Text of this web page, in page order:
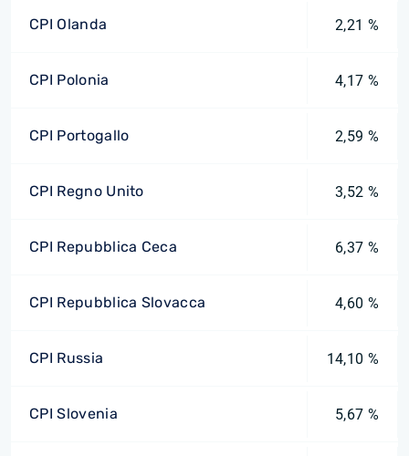
CPI Olanda 2,21 %
CPI Polonia 4,17 %
CPI Portogallo 2,59 %
CPI Regno Unito 3,52 %
CPI Repubblica Ceca 6,37 %
CPI Repubblica Slovacca 4,60 %
CPI Russia 14,10 %
CPI Slovenia 5,67 %